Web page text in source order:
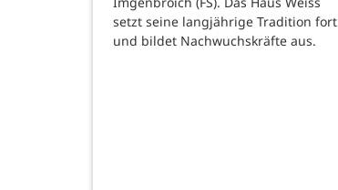
setzt seine langjährige Tradition fort
und bildet Nachwuchskräfte aus.